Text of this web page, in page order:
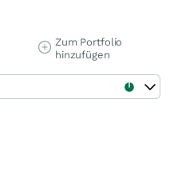
Zum Portfolio
hinzufügen